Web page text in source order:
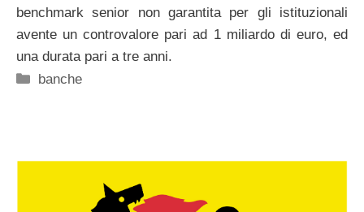
benchmark senior non garantita per gli istituzionali
avente un controvalore pari ad 1 miliardo di euro, ed
una durata pari a tre anni.
Categorie
banche